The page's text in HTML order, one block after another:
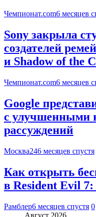
Чемпионат.com6 месяцев
Sony закрыла
создателей
и Shadow of the
Чемпионат.com6 месяцев
Google
с улучшенными
рассуждений
Москва246 месяцев спустя
Как открыть
в Resident Evil 7:
Рамблер6 месяцев спустя 0
Август 2026